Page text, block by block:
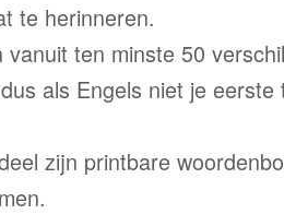
te herinneren.
vanuit ten minste 50
als Engels niet je
zijn printbare